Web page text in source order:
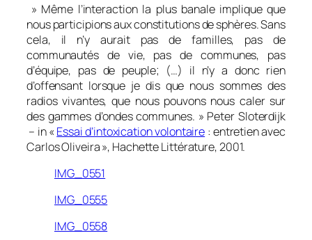
» Même l’interaction la plus banale implique que
nous participions aux constitutions de sphères. Sans
cela, il n’y aurait pas de familles, pas de
communautés de vie, pas de communes, pas
d’équipe, pas de peuple; (…) il n’y a donc rien
d’offensant lorsque je dis que nous sommes des
radios vivantes, que nous pouvons nous caler sur
des gammes d’ondes communes. » Peter Sloterdijk
– in «Essai d’intoxication volontaire : entretien avec
Carlos Oliveira », Hachette Littérature, 2001.
IMG_0551
IMG_0555
IMG_0558